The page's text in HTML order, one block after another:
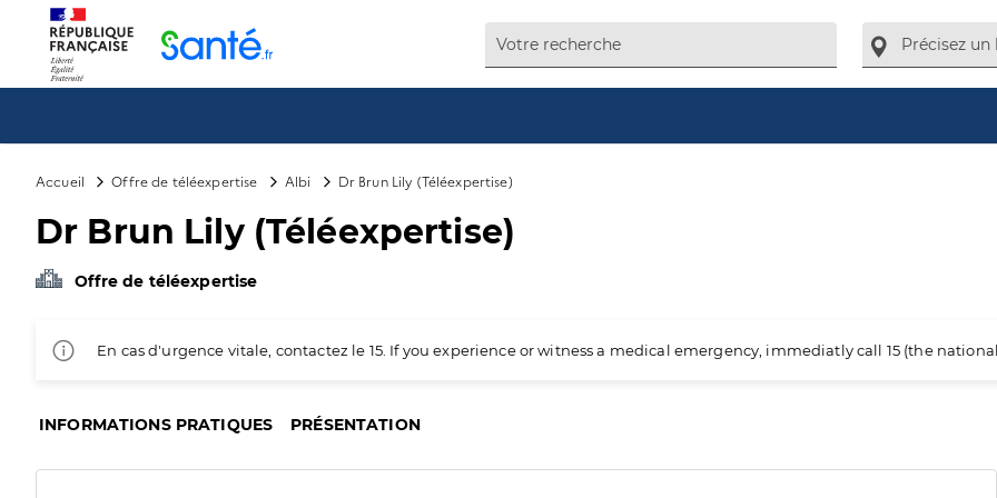
Accueil Offre de téléexpertise Albi Dr Brun Lily (Téléexpertise)
Dr Brun Lily (Téléexpertise)
Offre de téléexpertise
En cas d'urgence vitale, contactez le 15. If you experience or witness a medical emergency, immediatly call 15 (the
INFORMATIONS PRATIQUES PRÉSENTATION
Panneau de gestion des cookies